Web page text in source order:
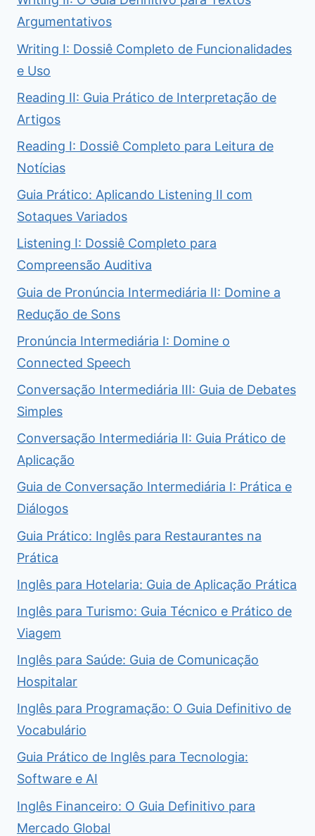
Argumentativos
Writing I: Dossiê Completo de Funcionalidades
e Uso
Reading II: Guia Prático de Interpretação de
Artigos
Reading I: Dossiê Completo para Leitura de
Notícias
Guia Prático: Aplicando Listening II com
Sotaques Variados
Listening I: Dossiê Completo para
Compreensão Auditiva
Guia de Pronúncia Intermediária II: Domine a
Redução de Sons
Pronúncia Intermediária I: Domine o
Connected Speech
Conversação Intermediária III: Guia de Debates
Simples
Conversação Intermediária II: Guia Prático de
Aplicação
Guia de Conversação Intermediária I: Prática e
Diálogos
Guia Prático: Inglês para Restaurantes na
Prática
Inglês para Hotelaria: Guia de Aplicação Prática
Inglês para Turismo: Guia Técnico e Prático de
Viagem
Inglês para Saúde: Guia de Comunicação
Hospitalar
Inglês para Programação: O Guia Definitivo de
Vocabulário
Guia Prático de Inglês para Tecnologia:
Software e AI
Inglês Financeiro: O Guia Definitivo para
Mercado Global